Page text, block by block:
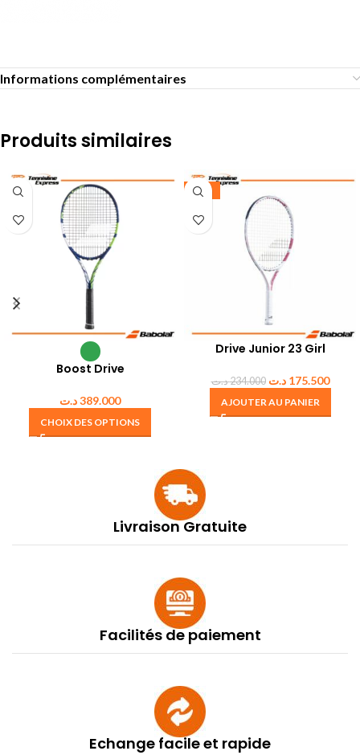
Informations complémentaires
Produits similaires
Boost Drive
389.000د.ت
CHOIX DES OPTIONS
-25%
Drive Junior 23 Girl
234.000د.ت 175.500 د.ت
AJOUTER AU PANIER
Livraison Gratuite
Facilités de paiement
Echange facile et rapide